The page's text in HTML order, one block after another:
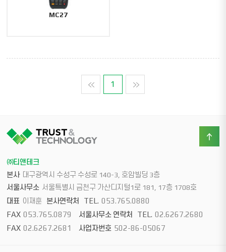
MC27
맨처음
1
㈜티앤테크
본사 대구광역시 수성구 수성로 140-3, 호암빌딩 3층
서울사무소 서울특별시 금천구 가산디지털1로 181, 17층 1708호
대표 이재훈 본사연락처 TEL. 053.765.0880
FAX 053.765.0879 서울사무소 연락처 TEL. 02.6267.2680
FAX 02.6267.2681 사업자번호 502-86-05067